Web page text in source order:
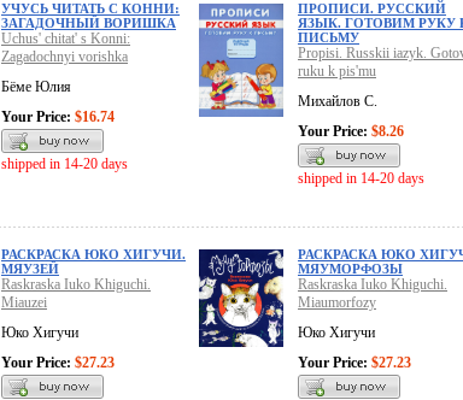
УЧУСЬ ЧИТАТЬ С КОННИ:
ЗАГАДОЧНЫЙ ВОРИШКА
Uchus' chitat' s Konni:
Zagadochnyi vorishka
Бёме Юлия
Your Price: $16.74
shipped in 14-20 days
ПРОПИСИ. РУССКИЙ
ЯЗЫК. ГОТОВИМ РУКУ
ПИСЬМУ
Propisi. Russkii iazyk.
ruku k pis'mu
Михайлов С.
Your Price: $8.26
shipped in 14-20 days
РАСКРАСКА ЮКО ХИГУЧИ.
МЯУЗЕЙ
Raskraska Iuko Khiguchi.
Miauzei
Юко Хигучи
Your Price: $27.23
РАСКРАСКА ЮКО
МЯУМОРФОЗЫ
Raskraska Iuko Khiguchi.
Miaumorfozy
Юко Хигучи
Your Price: $27.23